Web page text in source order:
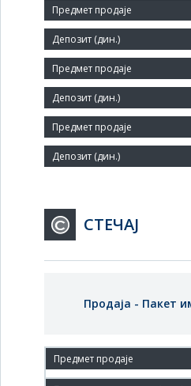
Матични број:
17037404
Број запослених:
46
Заступник:
СТЕЧАЈ
Продаја - Пакет
04.јун.2012.